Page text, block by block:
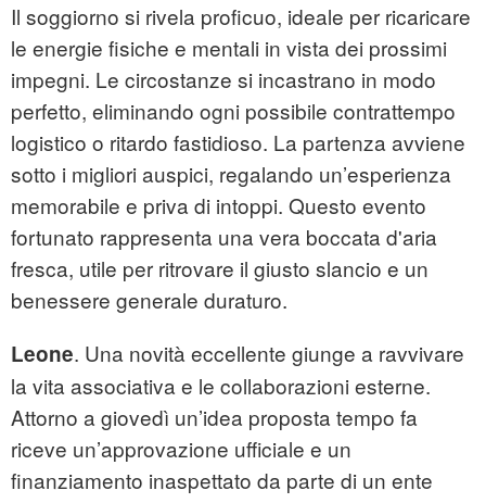
Il soggiorno si rivela proficuo, ideale per ricaricare
le energie fisiche e mentali in vista dei prossimi
impegni. Le circostanze si incastrano in modo
perfetto, eliminando ogni possibile contrattempo
logistico o ritardo fastidioso. La partenza avviene
sotto i migliori auspici, regalando un’esperienza
memorabile e priva di intoppi. Questo evento
fortunato rappresenta una vera boccata d'aria
fresca, utile per ritrovare il giusto slancio e un
benessere generale duraturo.
Leone. Una novità eccellente giunge a ravvivare
la vita associativa e le collaborazioni esterne.
Attorno a giovedì un’idea proposta tempo fa
riceve un’approvazione ufficiale e un
finanziamento inaspettato da parte di un ente